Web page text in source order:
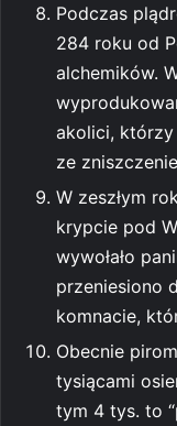
Podczas
284 roku od
alchemików.
akolici,
ze
W zeszłym
krypcie pod
wywołało
przeniesiono
komnacie,
Obecnie
tysiącami
tym 4 tys. to